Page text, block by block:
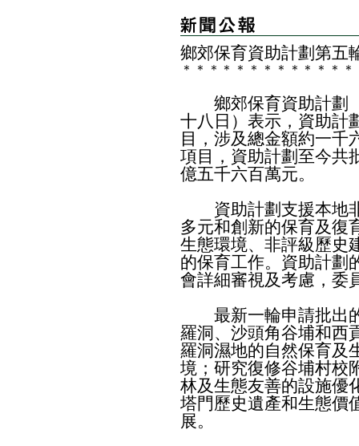
鄉郊保育資助計劃第五
＊ ＊ ＊ ＊ ＊ ＊ ＊ ＊ ＊ ＊ ＊ ＊ ＊
鄉郊保育資助計劃（
十八日）表示，資助計
目，涉及總金額約一千
項目，資助計劃至今共
億五千六百萬元。
資助計劃支援本地非
多元和創新的保育及復
生態環境、非評級歷史
的保育工作。資助計劃
會詳細審視及考慮，委
最新一輪申請批出的
羅洞、沙頭角谷埔和西
羅洞濕地的自然保育及
境；研究復修谷埔村校
林及生態友善的設施優
塔門歷史遺產和生態價
展。